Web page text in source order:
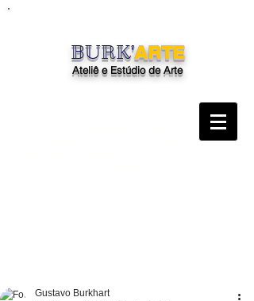
"O Ateliê Burk'Arte é uma escola, um
espaço de arte, com aulas,
BURK'ARTE
Ateliê e Estúdio de Arte
Gustavo Burkhart